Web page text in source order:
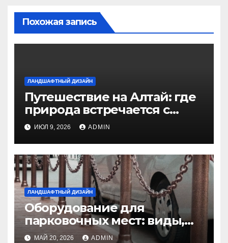
Похожая запись
ЛАНДШАФТНЫЙ ДИЗАЙН
Путешествие на Алтай: где
природа встречается с
духом приключений
ИЮЛ 9, 2026 ADMIN
ЛАНДШАФТНЫЙ ДИЗАЙН
Оборудование для
парковочных мест: виды,
функции и нормы
МАЙ 20, 2026 ADMIN